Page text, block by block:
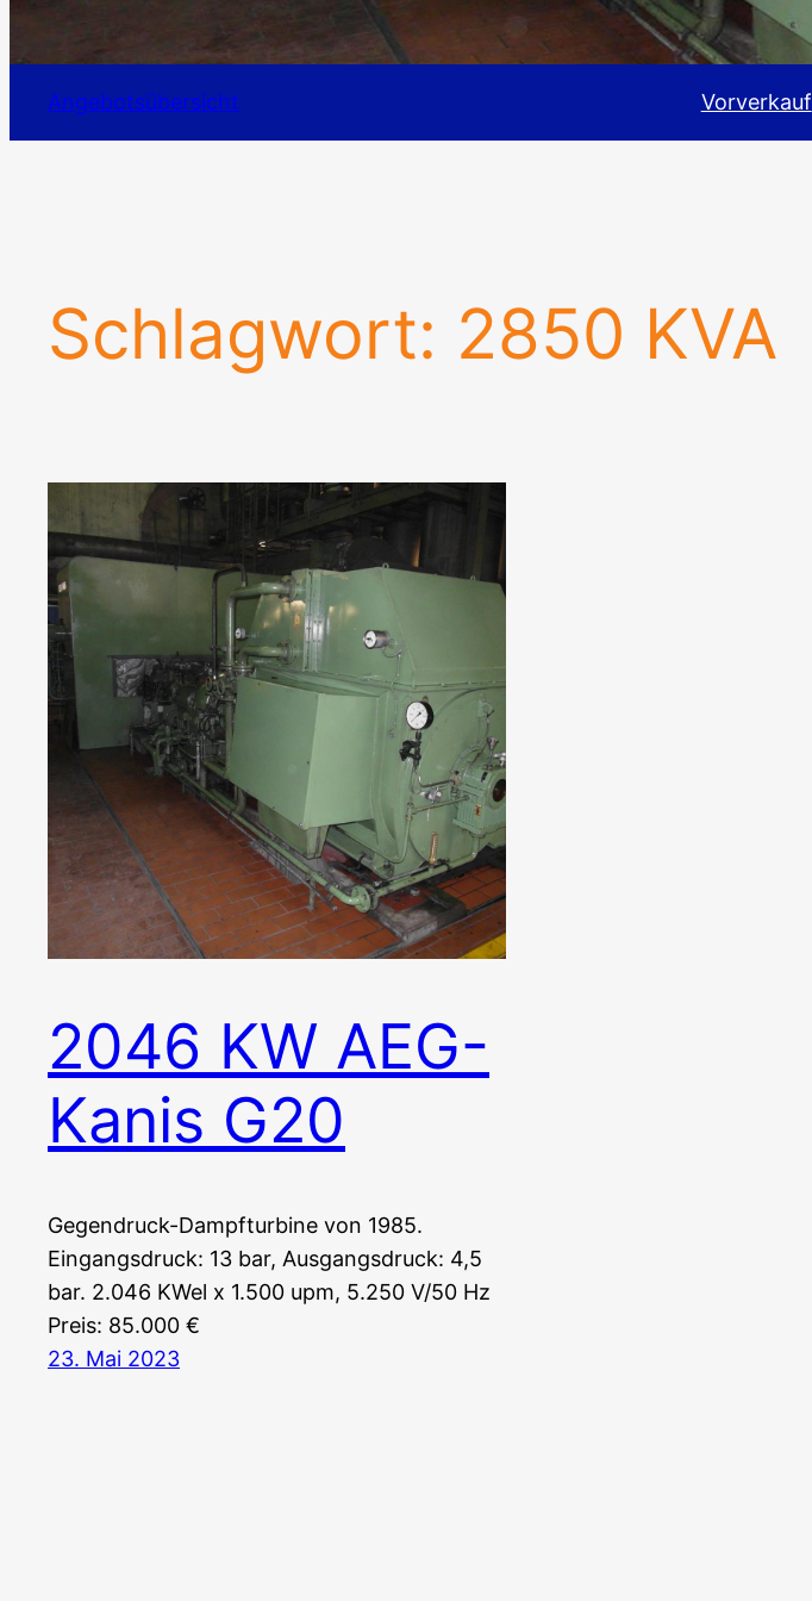
Angebotsübersicht Vorverkauf
Schlagwort: 2850 KVA
2046 KW AEG-
Kanis G20
Gegendruck-Dampfturbine von 1985.
Eingangsdruck: 13 bar, Ausgangsdruck: 4,5
bar. 2.046 KWel x 1.500 upm, 5.250 V/50 Hz
Preis: 85.000 €
23. Mai 2023